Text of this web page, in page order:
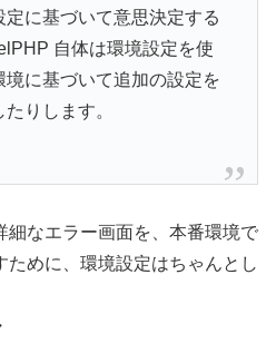
に基づいて意思決定する
自体は環境設定を使
境に基づいて追加の設定を
りします。
細なエラー画面を、本番環境で
ために、環境設定はちゃんとし